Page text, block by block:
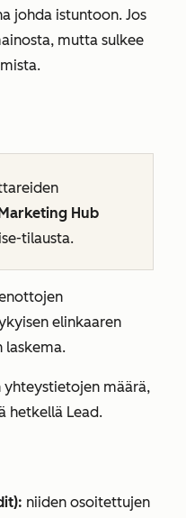
johda istuntoon. Jos
mutta sulkee
Hub
tilausta.
elinkaaren
laskema.
määrä,
hetkellä Lead.
niiden osoitettujen